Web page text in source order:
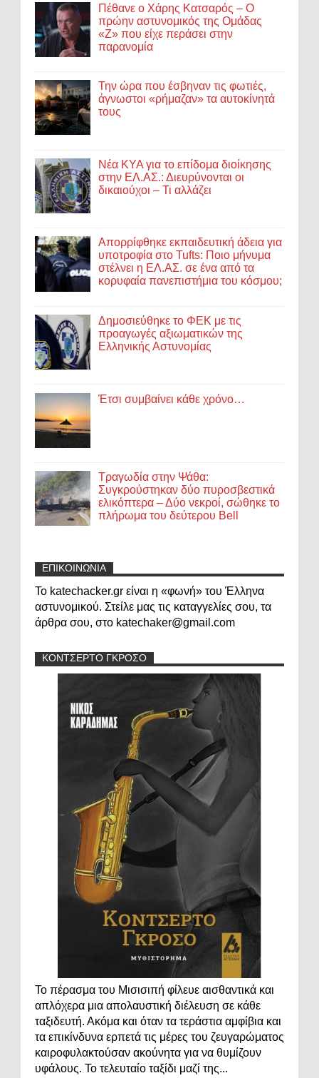
Πέθανε ο Χάρης Κατσαρός – Ο
πρώην αστυνομικός της Ομάδας
«Ζ» που είχε περάσει στην
παρανομία
Την ώρα που έσβηναν τις φωτιές,
άγνωστοι «ρήμαζαν» τα αυτοκίνητά
τους
Νέα ΚΥΑ για το επίδομα διοίκησης
στην ΕΛ.ΑΣ.: Διευρύνονται οι
δικαιούχοι – Τι αλλάζει
Απορρίφθηκε εκπαιδευτική άδεια για
υποτροφία στο Tufts: Ποιο μήνυμα
στέλνει η ΕΛ.ΑΣ. σε ένα από τα
κορυφαία πανεπιστήμια του κόσμου;
Δημοσιεύθηκε το ΦΕΚ με τις
προαγωγές αξιωματικών της
Ελληνικής Αστυνομίας
Έτσι συμβαίνει κάθε χρόνο…
Τραγωδία στην Ψάθα:
Συγκρούστηκαν δύο πυροσβεστικά
ελικόπτερα – Δύο νεκροί, σώθηκε το
πλήρωμα του δεύτερου Bell
ΕΠΙΚΟΙΝΩΝΙΑ
Το katechacker.gr είναι η «φωνή» του Έλληνα
αστυνομικού. Στείλε μας τις καταγγελίες σου, τα
άρθρα σου, στο katechaker@gmail.com
ΚΟΝΤΣΕΡΤΟ ΓΚΡΟΣΟ
Το πέρασμα του Μισισιπή φίλευε αισθαντικά και
απλόχερα μια απολαυστική διέλευση σε κάθε
ταξιδευτή. Ακόμα και όταν τα τεράστια αμφίβια και
τα επικίνδυνα ερπετά τις μέρες του ζευγαρώματος
καιροφυλακτούσαν ακούνητα για να θυμίζουν
υφάλους. Το τελευταίο ταξίδι μαζί της...